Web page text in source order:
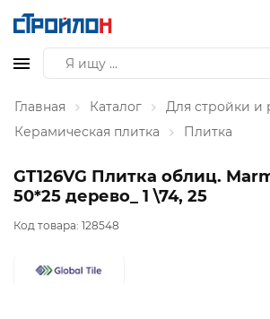
Главная Каталог
Для стройки и
Керамическая плитка
Плитка
GT126VG Плитка облиц.
50*25 дерево_ 1 \74, 25
Код товара: 128548